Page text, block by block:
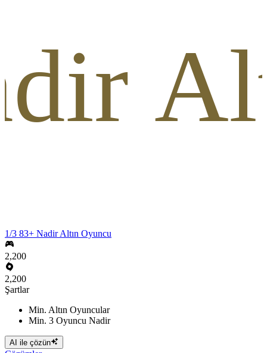
1/3 83+ Nadir Altın Oyuncu
2,200
2,200
Şartlar
Min. Altın Oyuncular
Min. 3 Oyuncu Nadir
AI ile çözün